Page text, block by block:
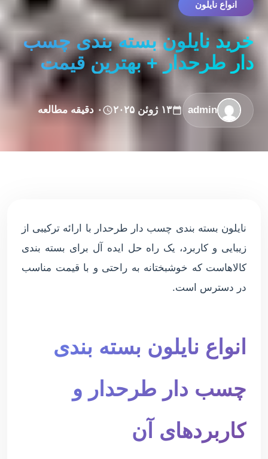
انواع نایلون
خرید نایلون بسته بندی چسب
دار طرحدار + بهترین قیمت
admin ۱۳ ژوئن ۲۰۲۵ ۰ دقیقه مطالعه
نایلون بسته بندی چسب دار طرحدار با ارائه ترکیبی از
زیبایی و کاربرد، یک راه حل ایده آل برای بسته بندی
کالاهاست که خوشبختانه به راحتی و با قیمت مناسب
در دسترس است.
انواع نایلون بسته بندی
چسب دار طرحدار و
کاربردهای آن